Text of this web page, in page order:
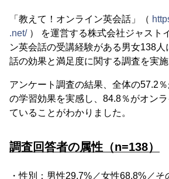
「教えて！オンライン英会話」（
.net/） を運営する株式会社ジャスト
ン英会話の受講経験がある男女138人
話の効果と満足度に関する調査を実施
アンケート調査の結果、全体の57.2
の学習効果を実感し、84.8％がオン
ていることがわかりました。
調査回答者の属性（n=138）
・性別：男性29.7%／女性68.8%／そ